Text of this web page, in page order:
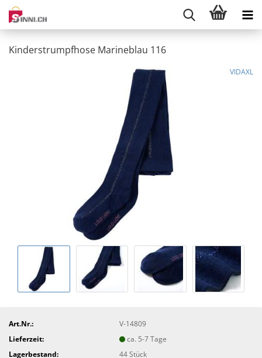
Kinderstrumpfhose Marineblau 116
VIDAXL
Art.Nr.:
V-14809
Lieferzeit:
ca. 5-7 Tage
Lagerbestand:
44Stück